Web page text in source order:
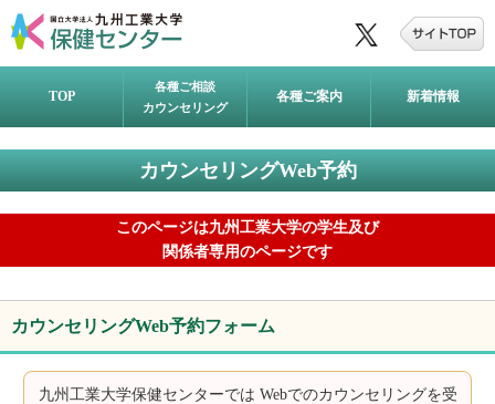
TOP
各種ご相談
カウンセリング
各種ご案内 新着情報
カウンセリングWeb予約
このページは九州工業大学の学生及び
関係者専用のページです
カウンセリングWeb予約フォーム
九州工業大学保健センターでは Webでのカウンセリングを受